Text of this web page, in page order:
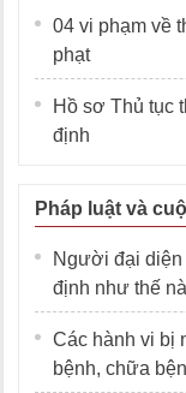
04 vi phạm về
phạt
Hồ sơ Thủ tục
định
Pháp luật và
Người đại
định như thế
Các hành vi bị
bệnh, chữa